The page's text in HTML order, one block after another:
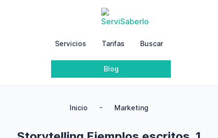
Servicios Tarifas Buscar
Blog
Inicio - Marketing